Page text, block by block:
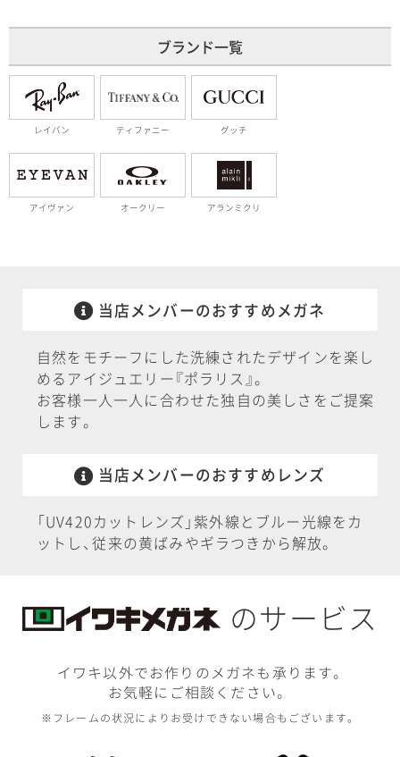
ブランド一覧
レイバン ティファニー グッチ
アイヴァン オークリー アランミクリ
当店メンバーのおすすめメガネ
自然をモチーフにした洗練されたデザインを楽し
めるアイジュエリー『ポラリス 』
。
お客様一人一人に合わせた独自の美しさをご提案
します。
当店メンバーのおすすめレンズ
「UV420カットレンズ 」紫外線とブルー光線をカ
ットし 、従来の黄ばみやギラつきから解放。
のサービス
イワキ以外でお作りのメガネも承ります。
お気軽にご相談ください。
※フレームの状況によりお受けできない場合もございます。